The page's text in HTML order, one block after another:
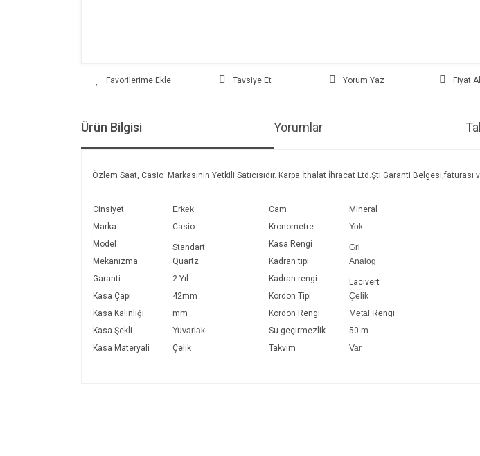
Tavsiye Et Yorum Yaz Fiyat
Ürün Bilgisi Yorumlar
Özlem Saat, Casio Markasının Yetkili Satıcısıdır. Karpa İthalat İhracat Ltd.Şti Garanti
Cinsiyet Erkek Cam
Mineral
Marka
Casio Kronometre
Yok
Model
Standart Kasa Rengi
Gri
Mekanizma
Quartz Kadran tipi
Analog
Garanti
2 Yıl Kadran rengi
Lacivert
Kasa Çapı
42mm Kordon Tipi
Çelik
Kasa Kalınlığı
mm Kordon Rengi
Metal Rengi
Kasa Şekli
Yuvarlak Su geçirmezlik
50 m
Kasa Materyali
Çelik Takvim Var